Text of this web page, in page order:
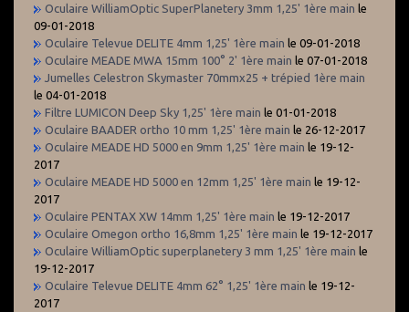
Oculaire WilliamOptic SuperPlanetery 3mm 1,25' 1ère main le
09-01-2018
Oculaire Televue DELITE 4mm 1,25' 1ère main le 09-01-2018
Oculaire MEADE MWA 15mm 100° 2' 1ère main le 07-01-2018
Jumelles Celestron Skymaster 70mmx25 + trépied 1ère main
le 04-01-2018
Filtre LUMICON Deep Sky 1,25' 1ère main le 01-01-2018
Oculaire BAADER ortho 10 mm 1,25' 1ère main le 26-12-2017
Oculaire MEADE HD 5000 en 9mm 1,25' 1ère main le 19-12-
2017
Oculaire MEADE HD 5000 en 12mm 1,25' 1ère main le 19-12-
2017
Oculaire PENTAX XW 14mm 1,25' 1ère main le 19-12-2017
Oculaire Omegon ortho 16,8mm 1,25' 1ère main le 19-12-2017
Oculaire WilliamOptic superplanetery 3 mm 1,25' 1ère main le
19-12-2017
Oculaire Televue DELITE 4mm 62° 1,25' 1ère main le 19-12-
2017